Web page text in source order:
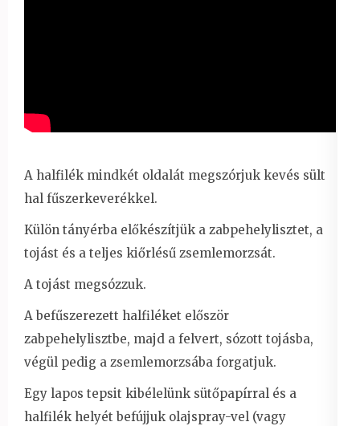
A halfilék mindkét oldalát megszórjuk kevés sült
hal fűszerkeverékkel.
Külön tányérba előkészítjük a zabpehelylisztet, a
tojást és a teljes kiőrlésű zsemlemorzsát.
A tojást megsózzuk.
A befűszerezett halfiléket először
zabpehelylisztbe, majd a felvert, sózott tojásba,
végül pedig a zsemlemorzsába forgatjuk.
Egy lapos tepsit kibélelünk sütőpapírral és a
halfilék helyét befújjuk olajspray-vel (vagy